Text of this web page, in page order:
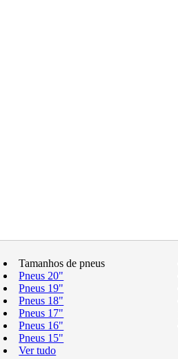
Tamanhos de pneus
Pneus 20"
Pneus 19"
Pneus 18"
Pneus 17"
Pneus 16"
Pneus 15"
Ver tudo